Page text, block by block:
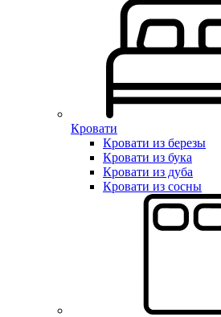
Кровати
Кровати из березы
Кровати из бука
Кровати из дуба
Кровати из сосны